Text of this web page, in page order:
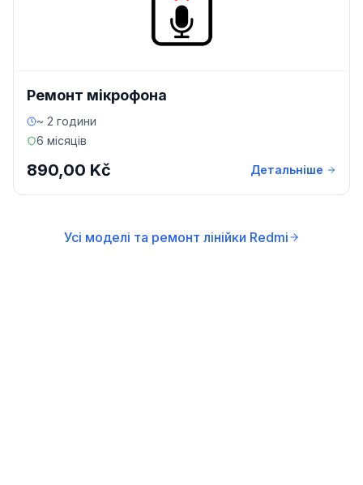
Ремонт мікрофона
~ 2 години
6 місяців
890,00 Kč Детальніше
Усі моделі та ремонт лінійки Redmi